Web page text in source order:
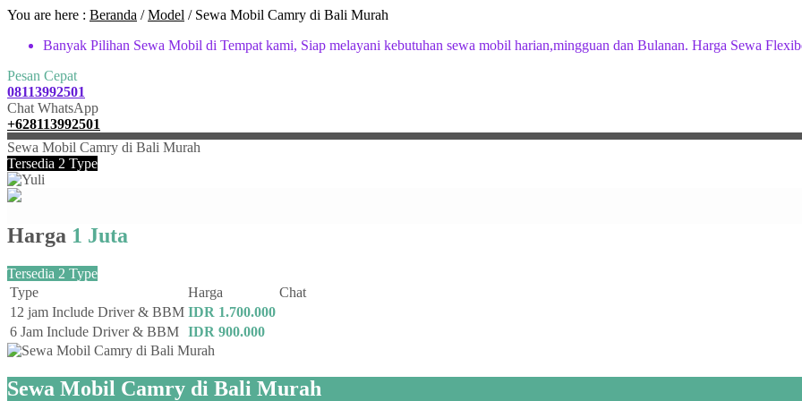
You are here : Beranda /Model / Sewa Mobil Camry di Bali Murah
Banyak Pilihan Sewa Mobil di Tempat kami, Siap melayani kebutuhan sewa mobil harian,mingguan dan Bulanan. Harga Sewa
Pesan Cepat
08113992501
Chat WhatsApp
+628113992501
Sewa Mobil Camry di Bali Murah
Tersedia 2 Type
Harga 1 Juta
Tersedia 2 Type
Type
Harga
Chat
12 jam Include Driver & BBM IDR 1.700.000
6 Jam Include Driver & BBM IDR 900.000
Sewa Mobil Camry di Bali Murah